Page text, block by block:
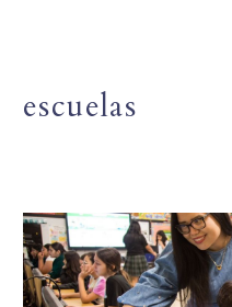
escuelas